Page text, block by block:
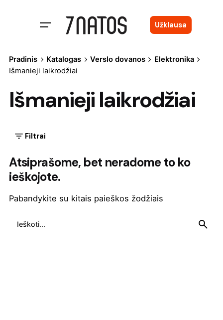
Užklausa
Pradinis Katalogas Verslo dovanos
Elektronika
Išmanieji laikrodžiai
Išmanieji laikrodžiai
Filtrai
Atsiprašome, bet neradome to ko
ieškojote.
Pabandykite su kitais paieškos žodžiais